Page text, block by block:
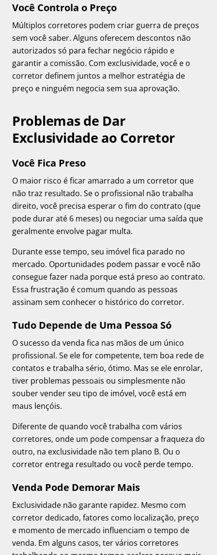
Você Controla o Preço
Múltiplos corretores podem criar guerra de preços
sem você saber. Alguns oferecem descontos não
autorizados só para fechar negócio rápido e
garantir a comissão. Com exclusividade, você e o
corretor definem juntos a melhor estratégia de
preço e ninguém negocia sem sua aprovação.
Problemas de Dar
Exclusividade ao Corretor
Você Fica Preso
O maior risco é ficar amarrado a um corretor que
não traz resultado. Se o profissional não trabalha
direito, você precisa esperar o fim do contrato (que
pode durar até 6 meses) ou negociar uma saída que
geralmente envolve pagar multa.
Durante esse tempo, seu imóvel fica parado no
mercado. Oportunidades podem passar e você não
consegue fazer nada porque está preso ao contrato.
Essa frustração é comum quando as pessoas
assinam sem conhecer o histórico do corretor.
Tudo Depende de Uma Pessoa Só
O sucesso da venda fica nas mãos de um único
profissional. Se ele for competente, tem boa rede de
contatos e trabalha sério, ótimo. Mas se ele enrolar,
tiver problemas pessoais ou simplesmente não
souber vender seu tipo de imóvel, você está em
maus lençóis.
Diferente de quando você trabalha com vários
corretores, onde um pode compensar a fraqueza do
outro, na exclusividade não tem plano B. Ou o
corretor entrega resultado ou você perde tempo.
Venda Pode Demorar Mais
Exclusividade não garante rapidez. Mesmo com
corretor dedicado, fatores como localização, preço
e momento de mercado influenciam o tempo de
venda. Em alguns casos, ter vários corretores